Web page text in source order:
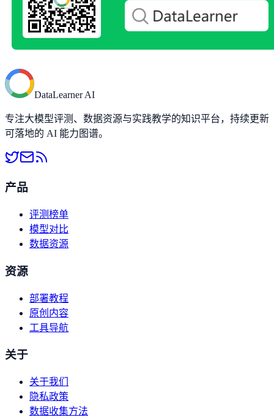
DataLearner AI
专注大模型评测、数据资源与实践教学的知识平台，持续更新
可落地的 AI 能力图谱。
产品
评测榜单
模型对比
数据资源
资源
部署教程
原创内容
工具导航
关于
关于我们
隐私政策
数据收集方法